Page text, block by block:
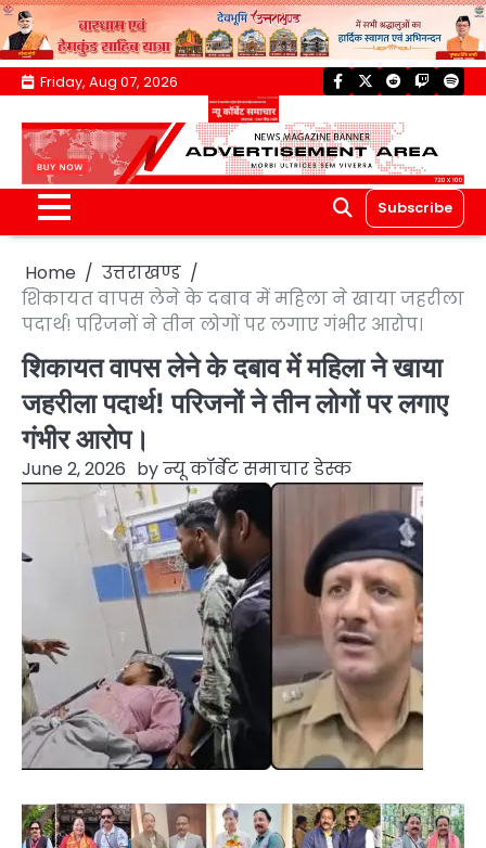
Skip
content
Friday, Aug 07, 2026 facebook
twitterreddittwitch
Subscribe
Home
उत्तराखण्ड
शिकायत वापस लेने के दबाव में महिला ने खाया जहरीला
पदार्थ! परिजनों ने तीन लोगों पर लगाए गंभीर आरोप।
शिकायत वापस लेने के दबाव में महिला ने खाया
जहरीला पदार्थ! परिजनों ने तीन लोगों पर लगाए
गंभीर आरोप।
June 2, 2026 byन्यू कॉर्बेट समाचार डेस्क